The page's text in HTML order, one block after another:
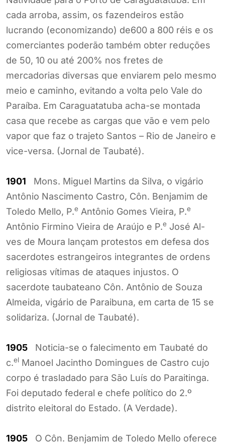
cada arroba, assim, os fazendeiros estão
lucrando (economizando) de600 a 800 réis e os
comerciantes poderão também obter reduções
de 50, 10 ou até 200% nos fretes de
mercadorias diversas que enviarem pelo mesmo
meio e caminho, evitando a volta pelo Vale do
Paraíba. Em Caraguatatuba acha-se montada
casa que recebe as cargas que vão e vem pelo
vapor que faz o trajeto Santos – Rio de Janeiro e
vice-versa. (Jornal de Taubaté).
1901 Mons. Miguel Martins da Silva, o vigário
Antônio Nascimento Castro, Côn. Benjamim de
Toledo Mello, P.e Antônio Gomes Vieira, P.e
Antônio Firmino Vieira de Araújo e P.e José Al-
ves de Moura lançam protestos em defesa dos
sacerdotes estrangeiros integrantes de ordens
religiosas vítimas de ataques injustos. O
sacerdote taubateano Côn. Antônio de Souza
Almeida, vigário de Paraibuna, em carta de 15 se
solidariza. (Jornal de Taubaté).
1905 Noticia-se o falecimento em Taubaté do
c.el Manoel Jacintho Domingues de Castro cujo
corpo é trasladado para São Luís do Paraitinga.
Foi deputado federal e chefe político do 2.º
distrito eleitoral do Estado. (A Verdade).
1905 O Côn. Benjamim de Toledo Mello oferece